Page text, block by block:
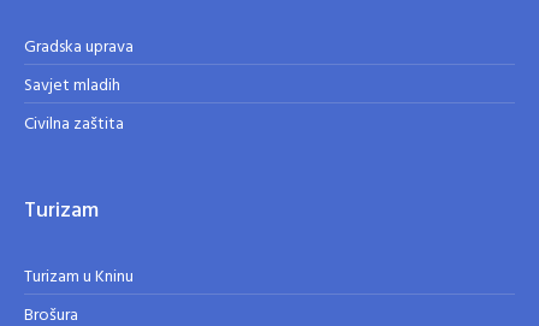
Gradska uprava
Savjet mladih
Civilna zaštita
Turizam
Turizam u Kninu
Brošura